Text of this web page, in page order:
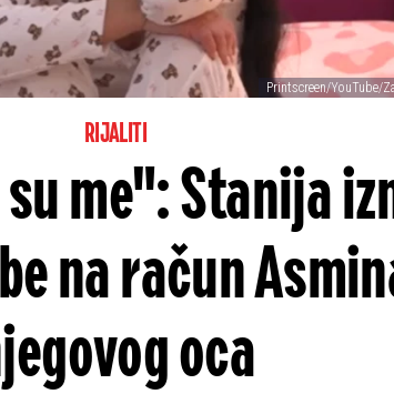
Printscreen/YouTube/
RIJALITI
me": Stanija
na račun
oca